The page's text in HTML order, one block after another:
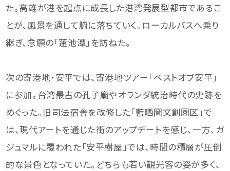
た。高雄が港を起点に成長した港湾発展型都市であるこ
とが、風景を通して腑に落ちていく。ローカルバスへ乗り
継ぎ、念願の「蓮池潭」を訪ねた。
次の寄港地・安平では、寄港地ツアー「ベストオブ安平」
に参加。台湾最古の孔子廟やオランダ統治時代の史跡を
めぐった。旧司法宿舎を改修した「藍晒圖文創園区」で
は、現代アートを通じた街のアップデートを感じ、一方、ガ
ジュマルに覆われた「安平樹屋」では、時間の積層が圧倒
的な景色となっていた。どちらも若い観光客の姿が多く、